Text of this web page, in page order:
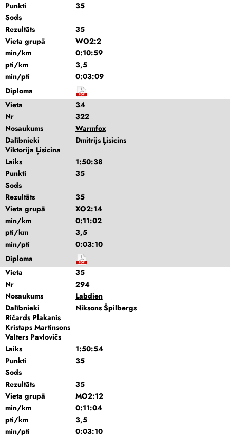
Punkti
35
Sods
Rezultāts
35
Vieta grupā
WO2:2
min/km
0:10:59
pti/km
3,5
min/pti
0:03:09
Diploma
Vieta
34
Nr
322
Nosaukums
Warmfox
Dalībnieki
Dmitrijs Ļisicins
Viktorija Ļisicina
Laiks
1:50:38
Punkti
35
Sods
Rezultāts
35
Vieta grupā
XO2:14
min/km
0:11:02
pti/km
3,5
min/pti
0:03:10
Diploma
Vieta
35
Nr
294
Nosaukums
Labdien
Dalībnieki
Niksons Špilbergs
Ričards Plakanis
Kristaps Martinsons
Valters Pavlovičs
Laiks
1:50:54
Punkti
35
Sods
Rezultāts
35
Vieta grupā
MO2:12
min/km
0:11:04
pti/km
3,5
min/pti
0:03:10